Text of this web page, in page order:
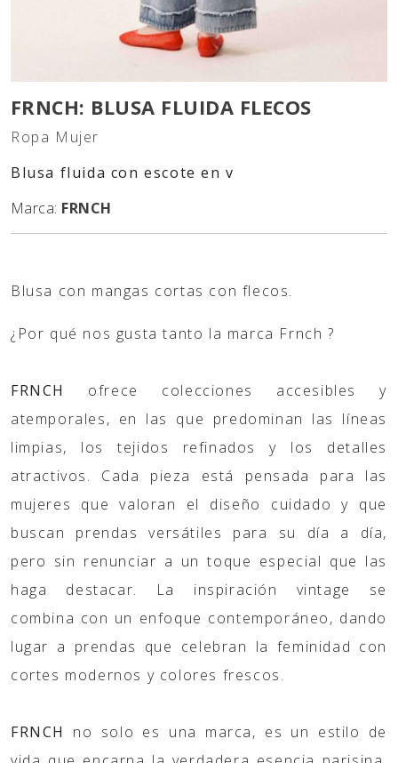
FRNCH: BLUSA FLUIDA FLECOS
Ropa Mujer
Blusa fluida con escote en v
Marca: FRNCH
Blusa con mangas cortas con flecos.
¿Por qué nos gusta tanto la marca Frnch ?
FRNCH
ofrece colecciones accesibles y
atemporales, en las que predominan las líneas
limpias, los tejidos refinados y los detalles
atractivos. Cada pieza está pensada para las
mujeres que valoran el diseño cuidado y que
buscan prendas versátiles para su día a día,
pero sin renunciar a un toque especial que las
haga destacar. La inspiración vintage se
combina con un enfoque contemporáneo, dando
lugar a prendas que celebran la feminidad con
cortes modernos y colores frescos.
FRNCH
no solo es una marca, es un estilo de